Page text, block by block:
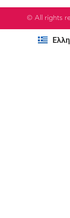
© All rights